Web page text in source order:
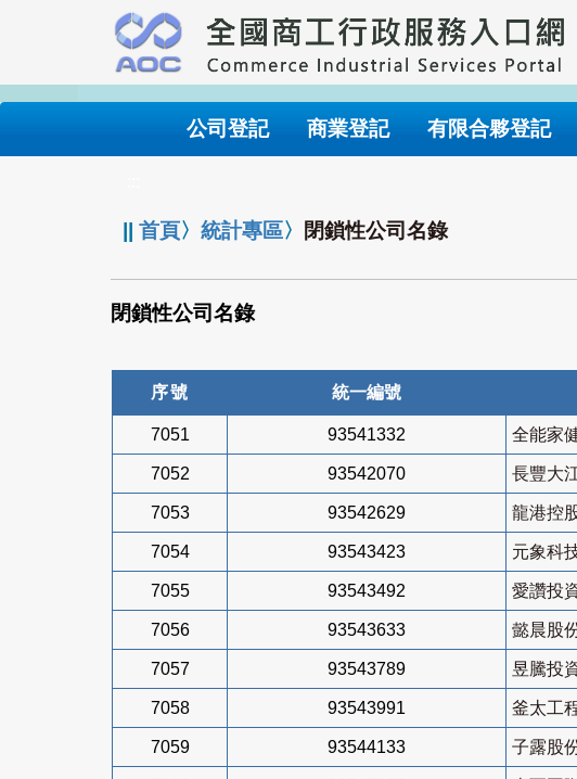
要
內
公司登記 商業登記 有限合夥登記
||首頁〉統計專區〉 閉鎖性公司名錄
閉鎖性公司名錄
序號 統一編號
7051 93541332 全能家
7052 93542070 長豐大
7053 93542629 龍港控
7054 93543423 元象科
7055 93543492 愛讚投
7056 93543633 懿晨股
7057 93543789 昱騰投
7058 93543991 釜太工
7059 93544133 子露股